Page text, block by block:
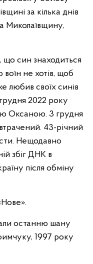
за кілька днів
Миколаївщину,
що син знаходиться
воїн не хотів, щоб
любив своїх синів
2022 року
Оксаною. 3 грудня
втрачений. 43-річний
Нещодавно
збіг ДНК в
після обміну
останню шану
1997 року